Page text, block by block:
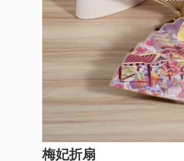
梅妃折扇